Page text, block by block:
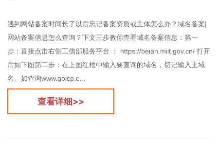
遇到网站备案时间长了以后忘记备案资质或主体怎么办？域名备案|
网站备案信息怎么查询？下文三步教你查看域名备案信息：第一
步：直接点击右侧工信部服务平台 ： https://beian.miit.gov.cn/ 打开
后如下图第二步：在上图红框中输入要查询的域名，切记输入主域
名。如查询www.goicp.c...
查看详细>>